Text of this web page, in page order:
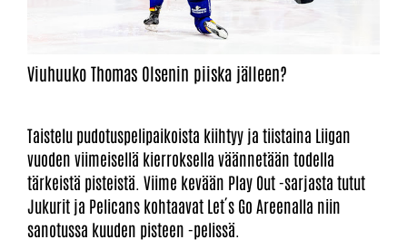
Viuhuuko Thomas Olsenin piiska jälleen?
Taistelu pudotuspelipaikoista kiihtyy ja tiistaina Liigan
vuoden viimeisellä kierroksella väännetään todella
tärkeistä pisteistä. Viime kevään Play Out -sarjasta tutut
Jukurit ja Pelicans kohtaavat Let´s Go Areenalla niin
sanotussa kuuden pisteen -pelissä.